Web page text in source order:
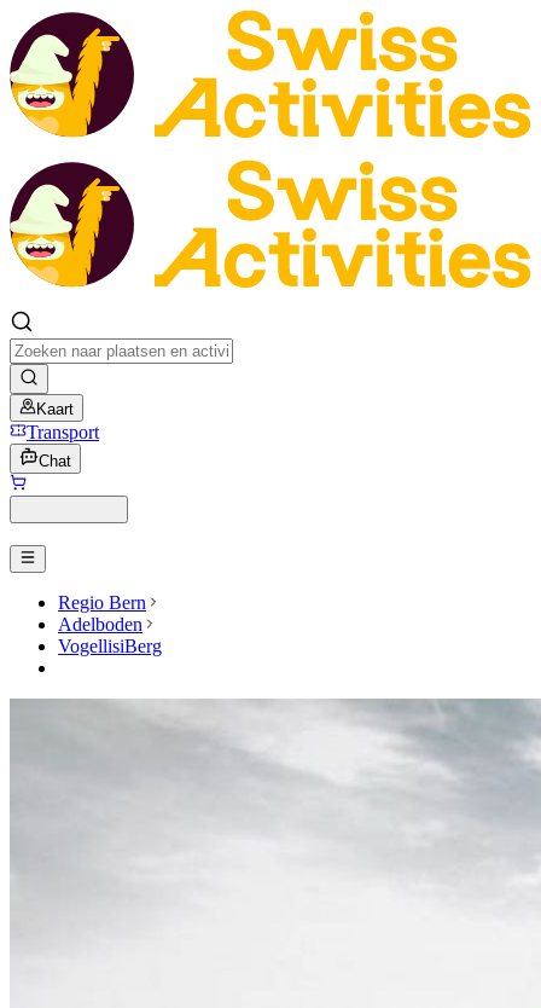
Kaart
Transport
Chat
Regio Bern
Adelboden
VogellisiBerg